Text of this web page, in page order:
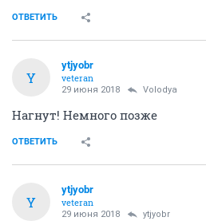
ОТВЕТИТЬ
Y
ytjyobr
veteran
29 июня 2018 Volodya
Нагнут! Немного позже
ОТВЕТИТЬ
Y
ytjyobr
veteran
29 июня 2018 ytjyobr